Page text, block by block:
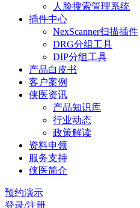
人脸搜索管理系统
插件中心
NexScanner扫描插件
DRG分组工具
DIP分组工具
产品白皮书
客户案例
侠医资讯
产品知识库
行业动态
政策解读
资料申领
服务支持
侠医简介
预约演示
登录/注册